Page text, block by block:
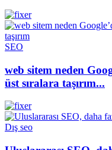
SEO
web sitem neden
üst sıralara taşırım...
Dış seo